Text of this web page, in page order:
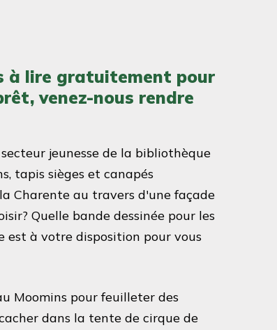
à lire gratuitement pour
venez-nous rendre
jeunesse de la bibliothèque
tapis sièges et canapés
Charente au travers d'une façade
Quelle bande dessinée pour les
est à votre disposition pour vous
Moomins pour feuilleter des
dans la tente de cirque de